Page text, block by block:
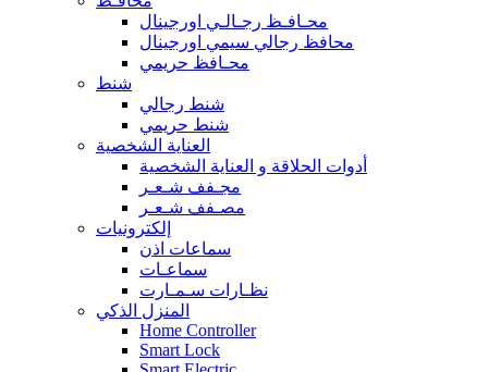
محـافـظ رجـالـي اورجينال
محافظ رجالي سيمي اورجينال
محـافظ حريمي
شنط
شنط رجالي
شنط حريمي
العناية الشخصية
أدوات الحلاقة و العناية الشخصية
مجـفف شـعـر
مصـفف شـعـر
إلكترونيات
سماعات اذن
سماعـات
نظـارات سـمـارت
المنزل الذكي
Home Controller
Smart Lock